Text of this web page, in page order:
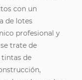
con un
de lotes
profesional y
trate de
de